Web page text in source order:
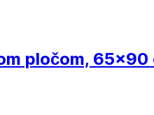
pločom,